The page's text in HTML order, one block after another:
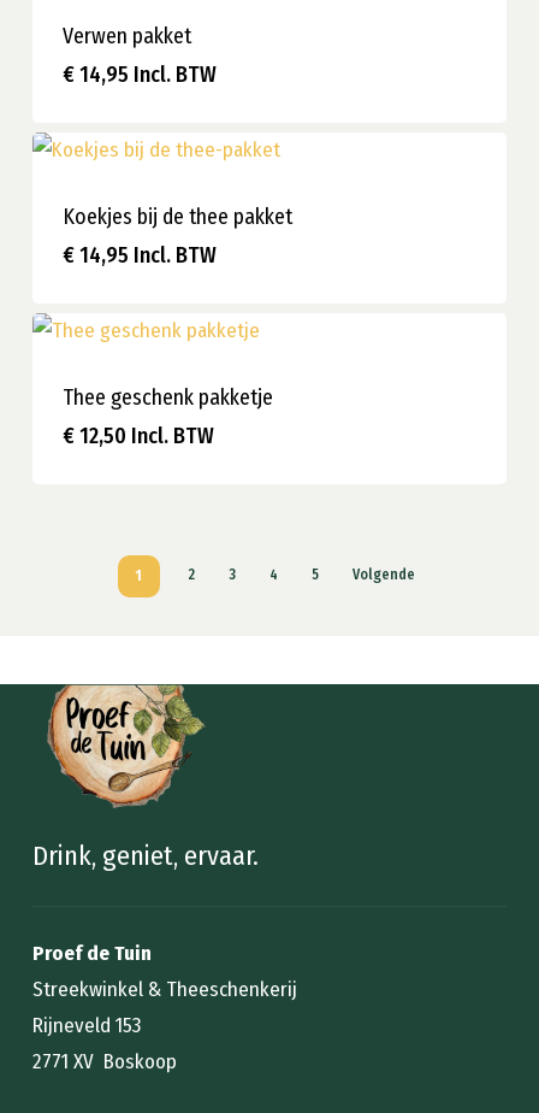
Verwen pakket
€14,95 Incl. BTW
€ 14,95
Koekjes bij de thee pakket
€14,95 Incl. BTW
€ 14,95
Thee geschenk pakketje
€12,50 Incl. BTW
€ 12,50
1 2 3 4 5 Volgende
Drink, geniet, ervaar.
Proef de Tuin
Streekwinkel & Theeschenkerij
Rijneveld 153
2771 XV Boskoop